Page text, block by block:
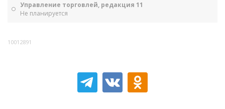
Управление торговлей, редакция 11
Не планируется
10012891